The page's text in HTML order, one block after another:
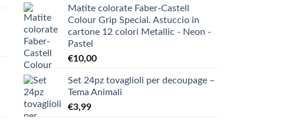
Matite colorate Faber-Castell
Colour Grip Special. Astuccio in
cartone 12 colori Metallic - Neon -
Pastel
€10,00
Set 24pz tovaglioli per decoupage –
Tema Animali
€3,99